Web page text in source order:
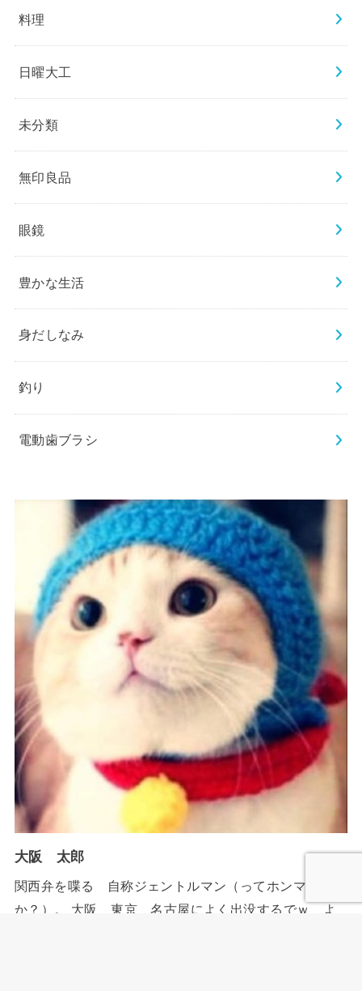
料理
日曜大工
未分類
無印良品
眼鏡
豊かな生活
身だしなみ
釣り
電動歯ブラシ
大阪 太郎
関西弁を喋る 自称ジェントルマン（ってホンマ
か？）。 大阪 東京 名古屋によく出没するでｗ よ